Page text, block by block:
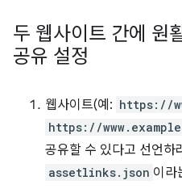
두 웹사이트 간에 원
공유 설정
웹사이트(예: https://
https://
공유할 수 있다고 선언하
assetlinks.json 이라